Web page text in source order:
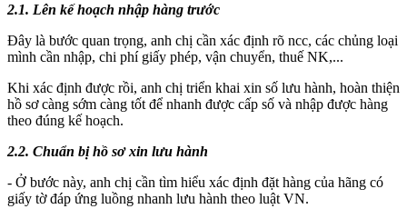
2.1. Lên kế hoạch nhập hàng trước
Đây là bước quan trọng, anh chị cần xác định rõ ncc, các chủng loại
mình cần nhập, chi phí giấy phép, vận chuyển, thuế NK,...
Khi xác định được rồi, anh chị triển khai xin số lưu hành, hoàn thiện
hồ sơ càng sớm càng tốt để nhanh được cấp số và nhập được hàng
theo đúng kế hoạch.
2.2. Chuẩn bị hồ sơ xin lưu hành
- Ở bước này, anh chị cần tìm hiểu xác định đặt hàng của hãng có
giấy tờ đáp ứng luồng nhanh lưu hành theo luật VN.